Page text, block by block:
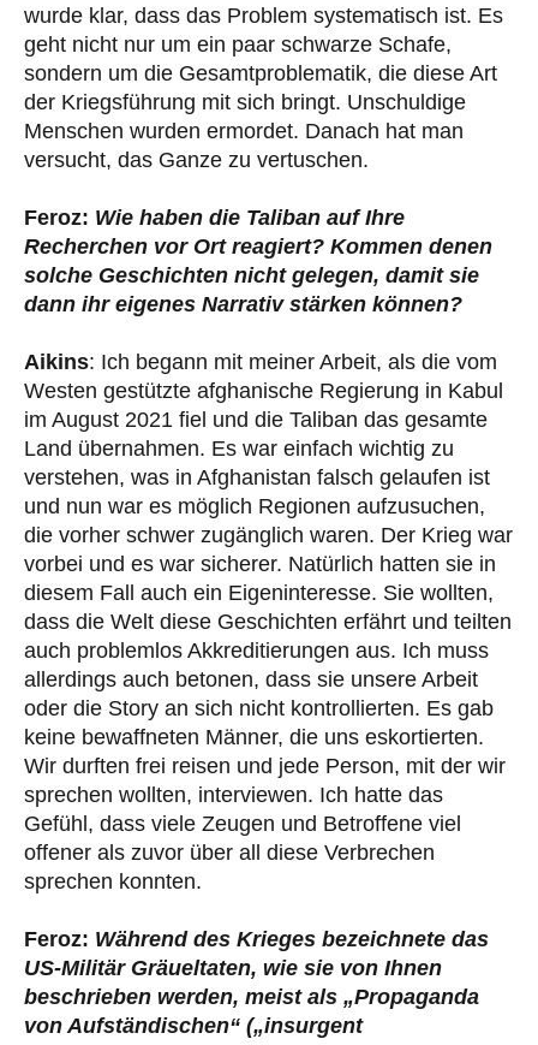
wurde klar, dass das Problem systematisch ist. Es
geht nicht nur um ein paar schwarze Schafe,
sondern um die Gesamtproblematik, die diese Art
der Kriegsführung mit sich bringt. Unschuldige
Menschen wurden ermordet. Danach hat man
versucht, das Ganze zu vertuschen.
Feroz: Wie haben die Taliban auf Ihre
Recherchen vor Ort reagiert? Kommen denen
solche Geschichten nicht gelegen, damit sie
dann ihr eigenes Narrativ stärken können?
Aikins: Ich begann mit meiner Arbeit, als die vom
Westen gestützte afghanische Regierung in Kabul
im August 2021 fiel und die Taliban das gesamte
Land übernahmen. Es war einfach wichtig zu
verstehen, was in Afghanistan falsch gelaufen ist
und nun war es möglich Regionen aufzusuchen,
die vorher schwer zugänglich waren. Der Krieg war
vorbei und es war sicherer. Natürlich hatten sie in
diesem Fall auch ein Eigeninteresse. Sie wollten,
dass die Welt diese Geschichten erfährt und teilten
auch problemlos Akkreditierungen aus. Ich muss
allerdings auch betonen, dass sie unsere Arbeit
oder die Story an sich nicht kontrollierten. Es gab
keine bewaffneten Männer, die uns eskortierten.
Wir durften frei reisen und jede Person, mit der wir
sprechen wollten, interviewen. Ich hatte das
Gefühl, dass viele Zeugen und Betroffene viel
offener als zuvor über all diese Verbrechen
sprechen konnten.
Feroz: Während des Krieges bezeichnete das
US-Militär Gräueltaten, wie sie von Ihnen
beschrieben werden, meist als „Propaganda
von Aufständischen“ („insurgent